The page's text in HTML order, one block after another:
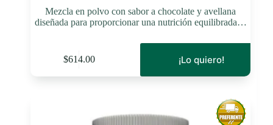
Mezcla en polvo con sabor a chocolate y avellana
diseñada para proporcionar una nutrición equilibrada…
$614.00 ¡Lo quiero!